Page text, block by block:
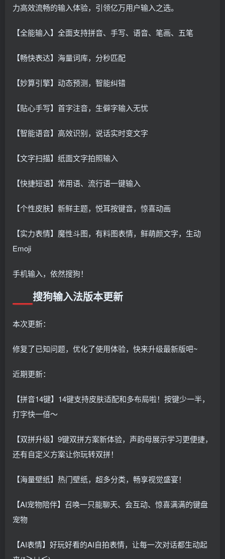
力高效流畅的输入体验，引领亿万用户输入之选。
【全能输入】全面支持拼音、手写、语音、笔画、五笔
【畅快表达】海量词库，分秒匹配
【妙算引擎】动态预测，智能纠错
【贴心手写】首字注音，生僻字输入无忧
【智能语音】高效识别，说话实时变文字
【文字扫描】纸面文字拍照输入
【快捷短语】常用语、流行语一键输入
【个性皮肤】新鲜主题，悦耳按键音，惊喜动画
【实力表情】魔性斗图，有料图表情，鲜萌颜文字，生动
Emoji
手机输入，依然搜狗！
搜狗输入法版本更新
本次更新：
修复了已知问题，优化了使用体验，快来升级最新版吧~
近期更新：
【拼音14键】14键支持皮肤适配和多布局啦！按键少一半，
打字快一倍～
【双拼升级】9键双拼方案新体验，声韵母展示学习更便捷，
还有自定义方案让你玩转双拼！
【海量壁纸】热门壁纸，超多分类，畅享视觉盛宴！
【AI宠物陪伴】召唤一只能聊天、会互动、惊喜满满的键盘
宠物
【AI表情】好玩好看的AI自拍表情，让每一次对话都生动起